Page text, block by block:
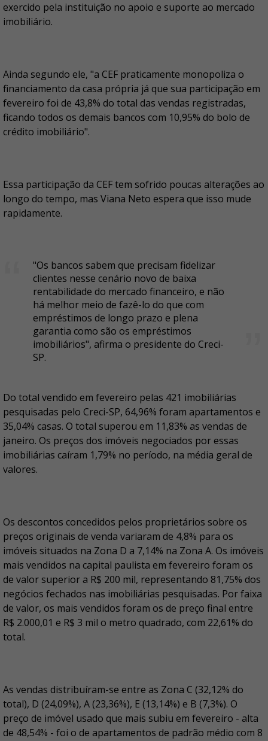
exercido pela instituição no apoio e suporte ao mercado
imobiliário.
Ainda segundo ele, "a CEF praticamente monopoliza o
financiamento da casa própria já que sua participação em
fevereiro foi de 43,8% do total das vendas registradas,
ficando todos os demais bancos com 10,95% do bolo de
crédito imobiliário".
Essa participação da CEF tem sofrido poucas alterações ao
longo do tempo, mas Viana Neto espera que isso mude
rapidamente.
"Os bancos sabem que precisam fidelizar
clientes nesse cenário novo de baixa
rentabilidade do mercado financeiro, e não
há melhor meio de fazê-lo do que com
empréstimos de longo prazo e plena
garantia como são os empréstimos
imobiliários", afirma o presidente do Creci-
SP.
Do total vendido em fevereiro pelas 421 imobiliárias
pesquisadas pelo Creci-SP, 64,96% foram apartamentos e
35,04% casas. O total superou em 11,83% as vendas de
janeiro. Os preços dos imóveis negociados por essas
imobiliárias caíram 1,79% no período, na média geral de
valores.
Os descontos concedidos pelos proprietários sobre os
preços originais de venda variaram de 4,8% para os
imóveis situados na Zona D a 7,14% na Zona A. Os imóveis
mais vendidos na capital paulista em fevereiro foram os
de valor superior a R$ 200 mil, representando 81,75% dos
negócios fechados nas imobiliárias pesquisadas. Por faixa
de valor, os mais vendidos foram os de preço final entre
R$ 2.000,01 e R$ 3 mil o metro quadrado, com 22,61% do
total.
As vendas distribuíram-se entre as Zona C (32,12% do
total), D (24,09%), A (23,36%), E (13,14%) e B (7,3%). O
preço de imóvel usado que mais subiu em fevereiro - alta
de 48,54% - foi o de apartamentos de padrão médio com 8